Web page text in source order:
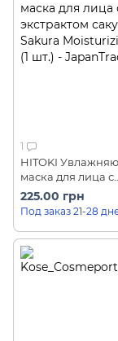
1
HITOKI
маска для лица с
экстрактом
Moisturizing Mask
225.00 грн
Под заказ 21-28